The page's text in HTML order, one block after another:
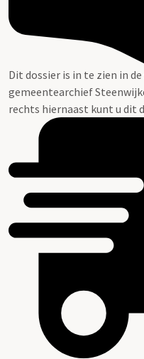
Dit dossier is in te zien in
gemeentearchief
rechts hiernaast kunt u dit